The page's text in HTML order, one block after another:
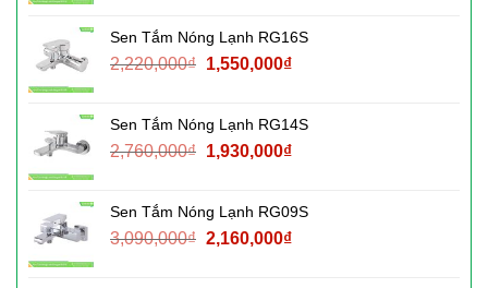
2,140,000₫.là:
1,500,000₫.
Sen Tắm Nóng Lạnh RG16S
2,220,000₫ Giá
2,220,000₫.
1,550,000₫Giá
là:
1,550,000₫.
Sen Tắm Nóng Lạnh RG14S
2,760,000₫ Giá
2,760,000₫.
1,930,000₫Giá
là:
1,930,000₫.
Sen Tắm Nóng Lạnh RG09S
3,090,000₫ Giá
2,160,000₫Giá